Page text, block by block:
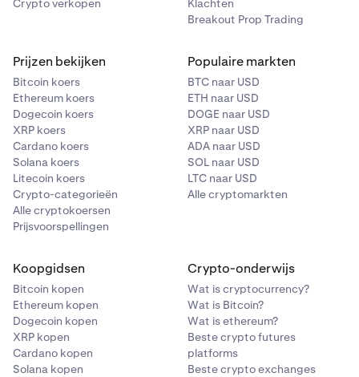
Risico voor de tegenpartij : Als een crypto-exchange
of -platform failliet gaat of gehackt wordt, kun je de
Smart contract-risico
: Kwetsbaarheden of bugs in
smart contracts kunnen worden misbruikt, wat kan
leiden tot geldverlies of contractbreuk.
Crypto verkopen
Klachten
Breakout Prop Trading
Prijzen bekijken
Bitcoin koers
Ethereum koers
Dogecoin koers
XRP koers
Cardano koers
Solana koers
Litecoin koers
Crypto-categorieën
Alle cryptokoersen
Prijsvoorspellingen
Populaire markten
BTC naar USD
ETH naar USD
DOGE naar USD
XRP naar USD
ADA naar USD
SOL naar USD
LTC naar USD
Alle cryptomarkten
Koopgidsen
Bitcoin kopen
Ethereum kopen
Dogecoin kopen
XRP kopen
Cardano kopen
Solana kopen
Crypto-onderwijs
Wat is cryptocurrency?
Wat is Bitcoin?
Wat is ethereum?
Beste crypto futures
platforms
Beste crypto exchanges